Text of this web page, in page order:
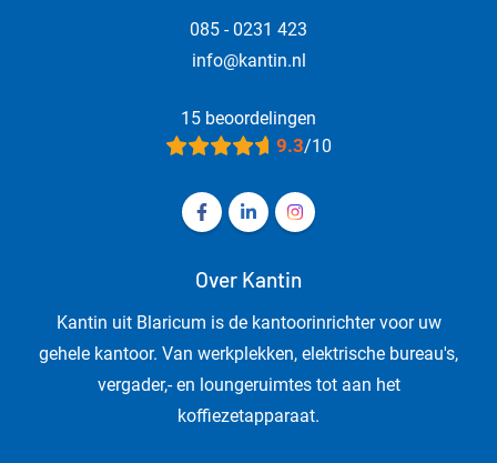
085 - 0231 423
info@kantin.nl
15 beoordelingen
9.3/10
Volg ons op Facebook Kantin -
Volg ons op LinkedIn Kantin
Volg ons op Instagram
Over Kantin
Kantin uit Blaricum is de kantoorinrichter voor uw
gehele kantoor. Van werkplekken, elektrische bureau's,
vergader,- en loungeruimtes tot aan het
koffiezetapparaat.